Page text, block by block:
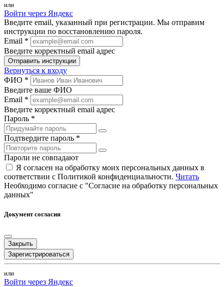
или
Войти через Яндекс
Введите email, указанный при регистрации. Мы отправим
инструкции по восстановлению пароля.
Email *
Введите корректный email адрес
Отправить инструкции
Вернуться к входу
ФИО *
Введите ваше ФИО
Email *
Введите корректный email адрес
Пароль *
Подтвердите пароль *
Пароли не совпадают
Я согласен на обработку моих персональных данных в
соответствии с Политикой конфиденциальности. Читать
Необходимо согласие с "Согласие на обработку персональных
данных"
Документ согласия
Закрыть
Зарегистрироваться
или
Войти через Яндекс